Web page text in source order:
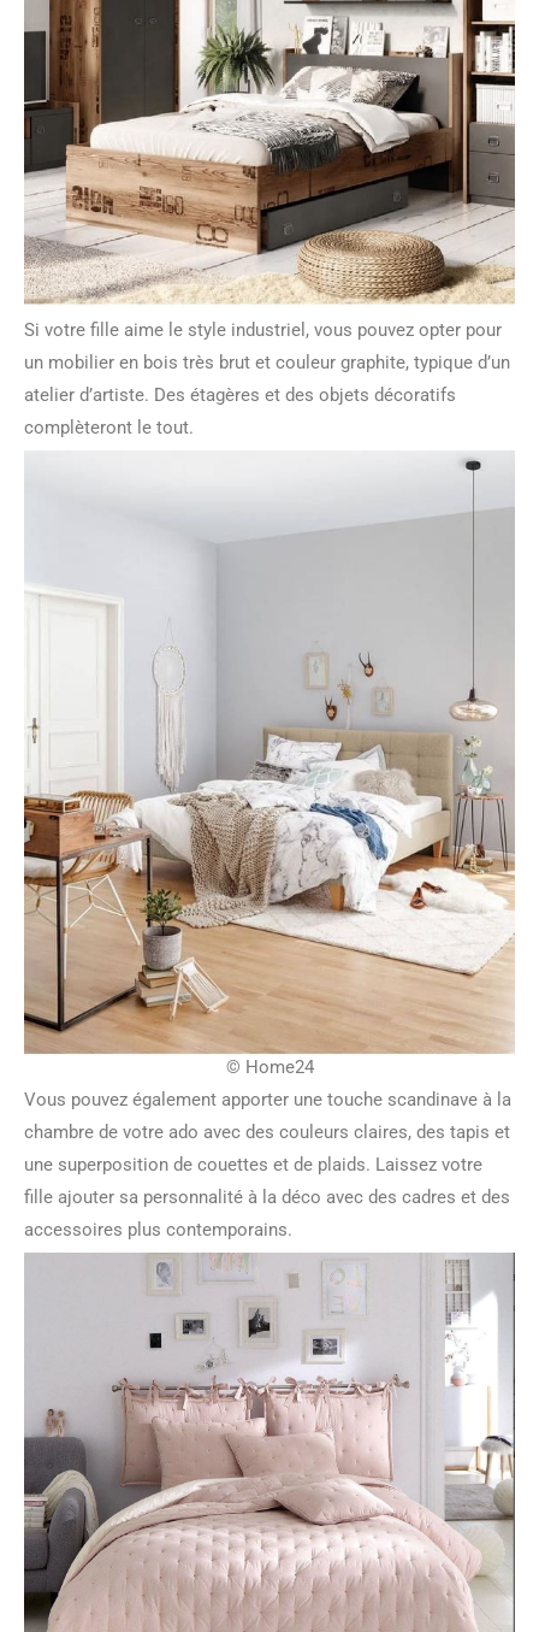
Si votre fille aime le style industriel, vous pouvez opter pour
un mobilier en bois très brut et couleur graphite, typique d’un
atelier d’artiste. Des étagères et des objets décoratifs
complèteront le tout.
© Home24
Vous pouvez également apporter une touche scandinave à la
chambre de votre ado avec des couleurs claires, des tapis et
une superposition de couettes et de plaids. Laissez votre
fille ajouter sa personnalité à la déco avec des cadres et des
accessoires plus contemporains.